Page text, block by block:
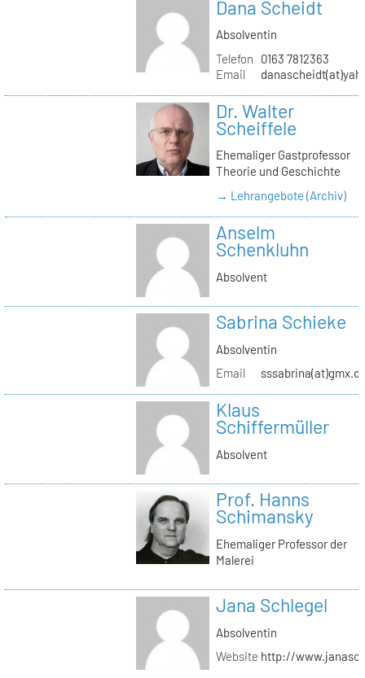
Dana Scheidt
Absolventin
Telefon
0163 7812363
Email
Dr. Walter
Scheiffele
Ehemaliger Gastprofessor
Theorie und Geschichte
→ Lehrangebote (Archiv)
Anselm
Schenkluhn
Absolvent
Sabrina Schieke
Absolventin
Email
Klaus
Schiffermüller
Absolvent
Prof. Hanns
Schimansky
Ehemaliger Professor der
Malerei
Jana Schlegel
Absolventin
Website http://